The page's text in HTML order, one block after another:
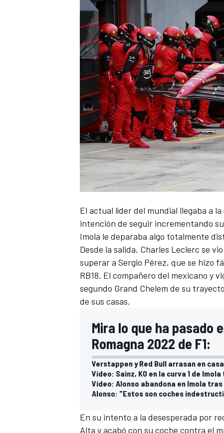
WEC FÓRMULA E
El actual líder del mundial llegaba a
intención de seguir incrementando
Imola le deparaba algo totalmente
Desde la salida, Charles Leclerc se
superar a Sergio Pérez, que se hizo
RB18. El compañero del mexicano y
segundo Grand Chelem de su
de sus casas.
Mira lo que ha pasado
Romagna 2022 de F1:
Verstappen y Red Bull arrasan en
Vídeo: Sainz, KO en la curva 1 de
Vídeo: Alonso abandona en Imola
Alonso: "Estos son coches
En su intento a la desesperada por
Alta y acabó con su coche contra el